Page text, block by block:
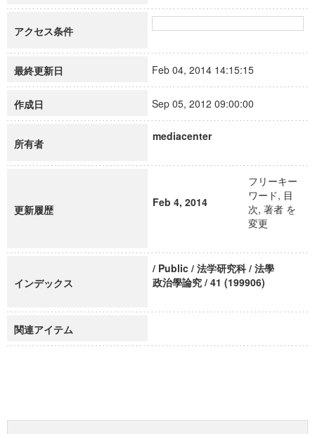
アクセス条件
最終更新日 Feb 04, 2014 14:15:15
作成日 Sep 05, 2012 09:00:00
所有者
mediacenter
更新履歴
Feb 4, 2014
フリーキー
ワード, 目
次, 著者 を
変更
インデックス
/ Public / 法学研究科 / 法學
政治學論究 / 41 (199906)
関連アイテム